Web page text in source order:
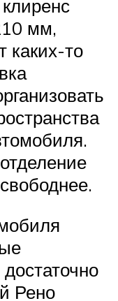
мм,
каких-то
Рено